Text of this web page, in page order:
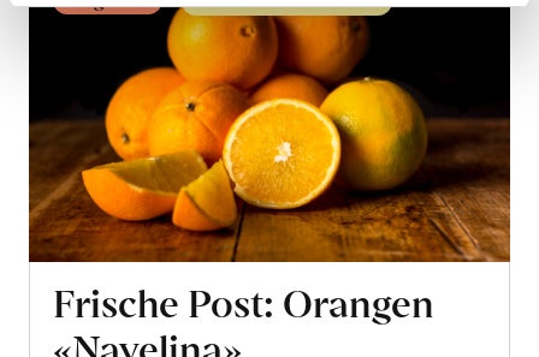
Frische Post: Orangen
«Navelina»